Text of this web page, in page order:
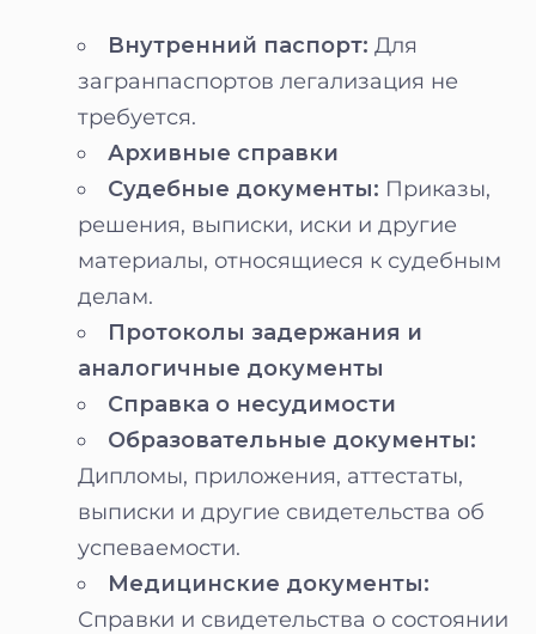
Внутренний паспорт: Для
загранпаспортов легализация не
требуется.
Архивные справки
Судебные документы: Приказы,
решения, выписки, иски и другие
материалы, относящиеся к судебным
делам.
Протоколы задержания и
аналогичные документы
Справка о несудимости
Образовательные документы:
Дипломы, приложения, аттестаты,
выписки и другие свидетельства об
успеваемости.
Медицинские документы:
Справки и свидетельства о состоянии